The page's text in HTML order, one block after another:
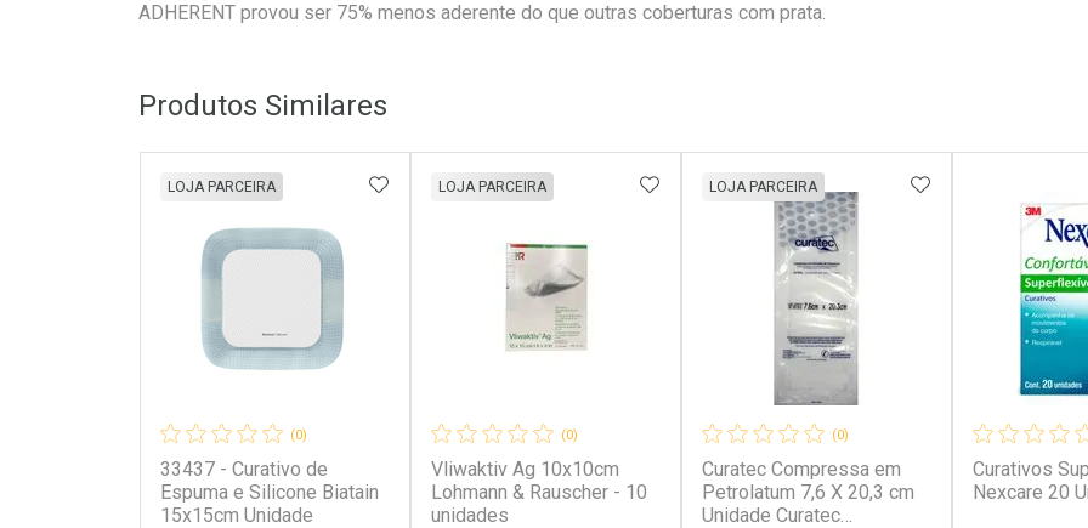
ADHERENT provou ser 75% menos aderente do que outras coberturas com prata.
Produtos Similares
(0)
33437 - Curativo de
Espuma e Silicone Biatain
15x15cm Unidade
LOJA PARCEIRA ADICIONAR AOS FAVORITOS
(0)
Vliwaktiv Ag 10x10cm
Lohmann & Rauscher - 10
unidades
LOJA PARCEIRA ADICIONAR AOS FAVORITOS
(0)
Curatec Compressa em
Petrolatum 7,6 X 20,3 cm
Unidade Curatec
LOJA PARCEIRA ADICIONAR AOS
Curativos
Nexcare 20